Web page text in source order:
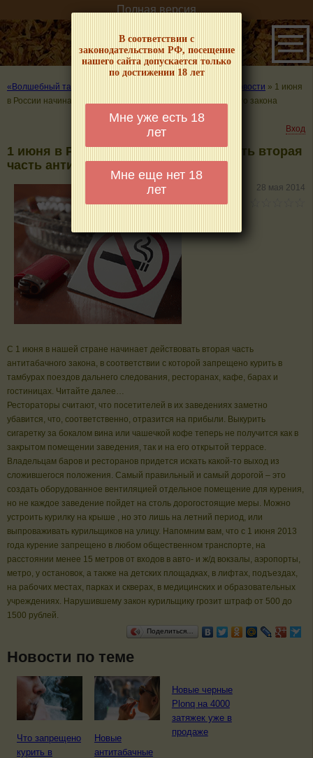
В соответствии с
законодательством РФ, посещение
нашего сайта допускается только
по достижении 18 лет
Мне уже есть 18
лет
Мне еще нет 18
лет
Полная версия
«Волшебный табачок» – о табаке и курении Табачные новости » 1 июня
в России начинает действовать вторая часть антитабачного закона
Вход
1 июня в России начинает действовать вторая
часть антитабачного закона
28 мая 2014
С 1 июня в нашей стране начинает действовать вторая часть
антитабачного закона, в соответствии с которой запрещено курить в
тамбурах поездов дальнего следования, ресторанах, кафе, барах и
гостиницах. Читайте далее…
Рестораторы считают, что посетителей в их заведениях заметно
убавится, что, соответственно, отразится на прибыли. Выкурить
сигаретку за бокалом вина или чашечкой кофе теперь не получится как в
закрытом помещении заведения, так и на его открытой террасе.
Владельцам баров и ресторанов придется искать какой-то выход из
сложившегося положения. Самый правильный и самый дорогой – это
создать оборудованное вентиляцией отдельное помещение для курения,
но не каждое заведение пойдет на столь дорогостоящие меры. Можно
устроить курилку на крыше , но это лишь на летний период, или
выпроваживать курильщиков на улицу. Напомним вам, что с 1 июня 2013
года курение запрещено в любом общественном транспорте, на
расстоянии менее 15 метров от входов в авто- и ж/д вокзалы, аэропорты,
метро, у остановок, а также на детских площадках, в лифтах, подъездах,
на рабочих местах, парках и скверах, в медицинских и образовательных
учреждениях. Нарушившему закон курильщику грозит штраф от 500 до
1500 рублей.
Поделиться…
Новости по теме
Что запрещено
курить в
Новые
антитабачные
Новые черные
Plonq на 4000
затяжек уже в
продаже